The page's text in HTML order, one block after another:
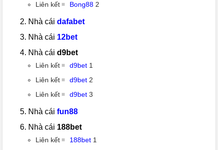
Liên kết
Bong88 2
Nhà cáidafabet
Nhà cái 12bet
Nhà cáid9bet
Liên kết d9bet 1
Liên kết
d9bet 2
Liên kết
d9bet 3
Nhà cáifun88
Nhà cái 188bet
Liên kết 188bet 1